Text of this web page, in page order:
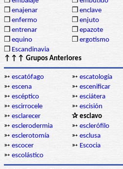
❒ enajenar ❒ enclave
❒ enfermo ❒ enjuto
❒ entrenar ❒ epazote
❒ equino ❒ ergotismo
❒ Escandinavia
↑↑↑ Grupos Anteriores
➳ escatófago ➳ escatología
➳ escena ➳ escenificar
➳ escéptico ➳ esciátera
➳ escirrocele ➳ escisión
➳ esclarecer ✰ esclavo
➳ esclerodermia ➳ esclerófilo
➳ esclerotomía ➳ esclusa
➳ escocer ➳ Escocia
➳ escolástico